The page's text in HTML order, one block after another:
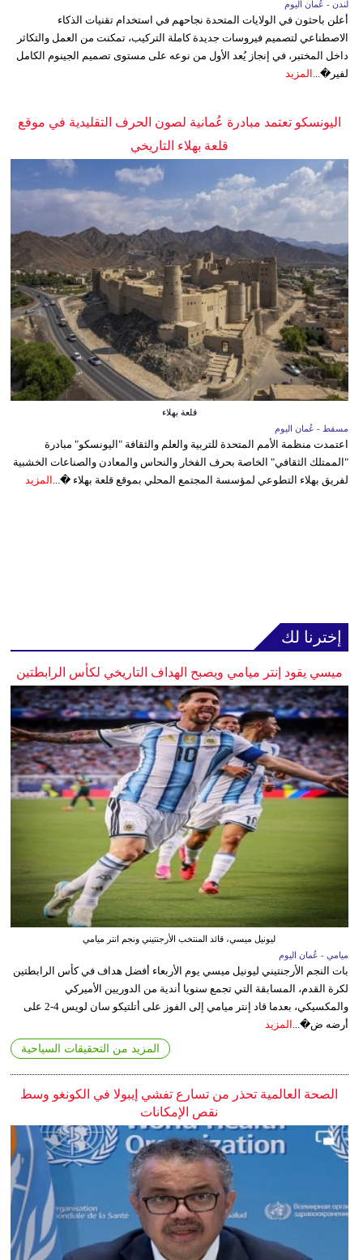
لندن - عُمان اليوم
أعلن باحثون في الولايات المتحدة نجاحهم في استخدام تقنيات الذكاء
الاصطناعي لتصميم فيروسات جديدة كاملة التركيب، تمكنت من العمل والتكاثر
داخل المختبر، في إنجاز يُعد الأول من نوعه على مستوى تصميم الجينوم الكامل
لفير�... المزيد
اليونسكو تعتمد مبادرة عُمانية لصون الحرف التقليدية في موقع
قلعة بهلاء التاريخي
قلعة بهلاء
مسقط - عُمان اليوم
اعتمدت منظمة الأمم المتحدة للتربية والعلم والثقافة "اليونسكو" مبادرة
"الممتلك الثقافي" الخاصة بحرف الفخار والنحاس والمعادن والصناعات الخشبية
لفريق بهلاء التطوعي لمؤسسة المجتمع المحلي بموقع قلعة بهلاء �... المزيد
إخترنا لك
ميسي يقود إنتر ميامي ويصبح الهداف التاريخي لكأس الرابطتين
ليونيل ميسي، قائد المنتخب الأرجنتيني ونجم انتر ميامي
ميامي - عُمان اليوم
بات النجم الأرجنتيني ليونيل ميسي يوم الأربعاء أفضل هداف في كأس الرابطتين
لكرة القدم، المسابقة التي تجمع سنويا أندية من الدوريين الأميركي
والمكسيكي، بعدما قاد إنتر ميامي إلى الفوز على أتلتيكو سان لويس 4-2 على
أرضه ض�...
المزيد
المزيد من التحقيقات السياحية
الصحة العالمية تحذر من تسارع تفشي إيبولا في الكونغو وسط
نقص الإمكانات